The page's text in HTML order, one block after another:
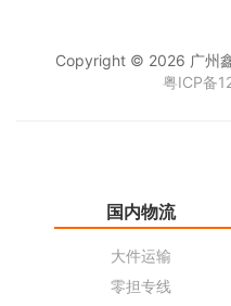
Copyright © 2026 广州
粤ICP备
国内物流
大件运输
零担专线